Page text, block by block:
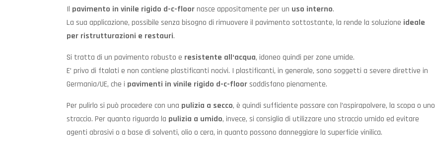
Il pavimento in vinile rigido d-c-floornasce appositamente per un uso interno.
La sua applicazione, possibile senza bisogno di rimuovere il pavimento sottostante, la rende la soluzione ideale
per ristrutturazioni e restauri.
Si tratta di un pavimento robusto e resistente all‘acqua, idoneo quindi per zone umide.
E’ privo di ftalati e non contiene plastificanti nocivi. I plastificanti, in generale, sono soggetti a severe direttive in
Germania/UE, che i pavimenti in vinile rigido d-c-floorsoddisfano pienamente.
Per pulirlo si può procedere con una pulizia a secco, è quindi sufficiente passare con l’aspirapolvere, la scopa o uno
straccio. Per quanto riguarda la pulizia a umido, invece, si consiglia di utilizzare uno straccio umido ed evitare
agenti abrasivi o a base di solventi, olio o cera, in quanto possono danneggiare la superficie vinilica.